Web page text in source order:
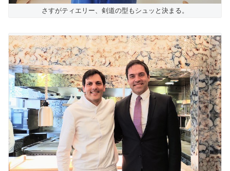
さすがティエリー、剣道の型もシュッと決まる。